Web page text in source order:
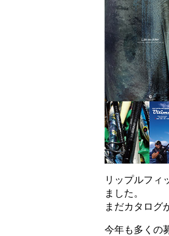
リップルフィ
ました。
まだカタログ
今年も多くの